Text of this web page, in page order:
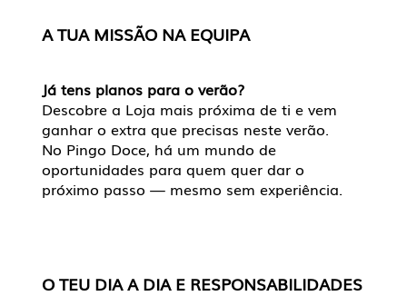
A TUA MISSÃO NA EQUIPA
Já tens planos para o verão?
Descobre a Loja mais próxima de ti e vem
ganhar o extra que precisas neste verão.
No Pingo Doce, há um mundo de
oportunidades para quem quer dar o
próximo passo — mesmo sem experiência.
O TEU DIA A DIA E RESPONSABILIDADES